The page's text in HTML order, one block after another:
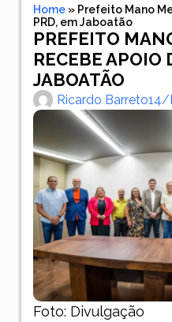
Home» Prefeito Mano
PRD, em Jaboatão
PREFEITO
RECEBE APOIO
JABOATÃO
Ricardo Barreto14/
Foto: Divulgação